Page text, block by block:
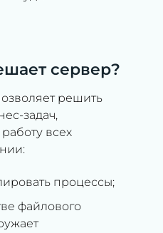
сервер?
решить
задач,
всех
процессы;
файлового